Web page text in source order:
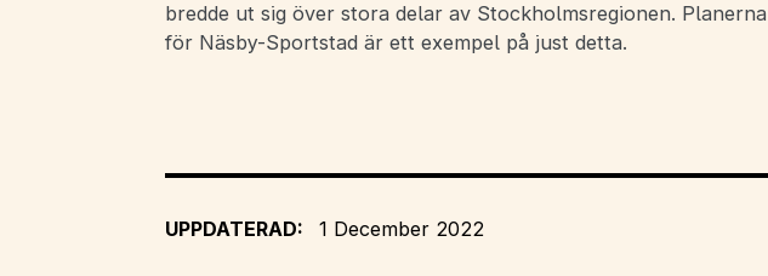
bredde ut sig över stora delar av Stockholmsregionen. Planerna
för Näsby-Sportstad är ett exempel på just detta.
UPPDATERAD: 1 December 2022